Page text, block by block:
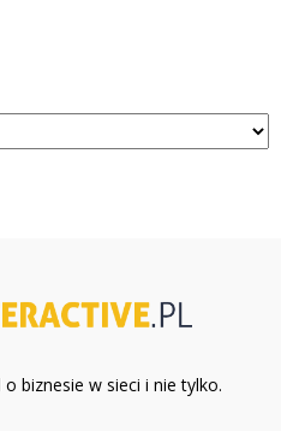
biznesie w sieci i nie tylko.